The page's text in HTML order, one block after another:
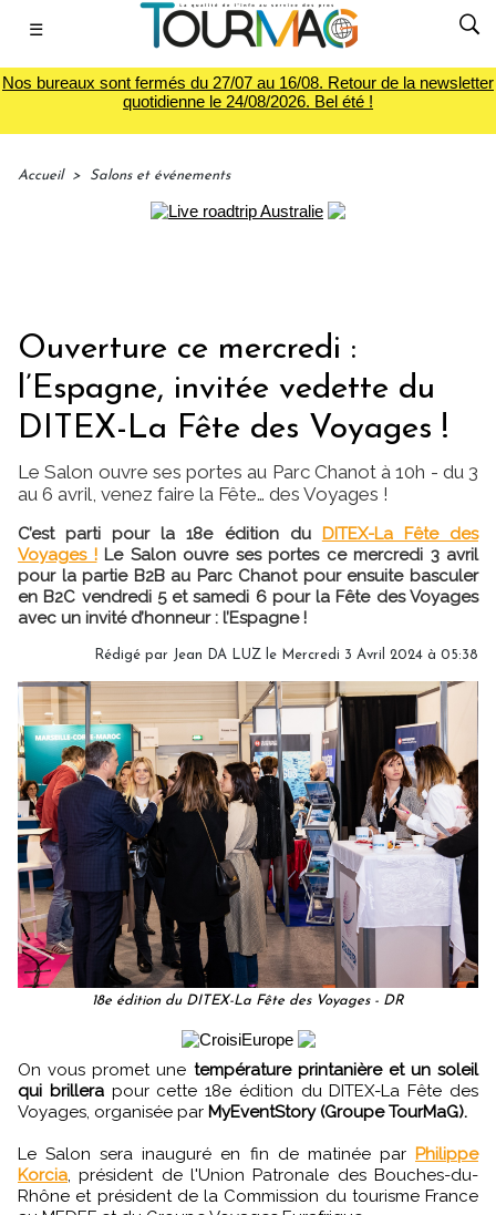
☰
Nos bureaux sont fermés du 27/07 au 16/08. Retour de la newsletter
quotidienne le 24/08/2026. Bel été !
Accueil > Salons et événements
Ouverture ce mercredi :
l’Espagne, invitée vedette du
DITEX-La Fête des Voyages !
Le Salon ouvre ses portes au Parc Chanot à 10h - du 3
au 6 avril, venez faire la Fête… des Voyages !
C’est parti pour la 18e édition du DITEX-La Fête des
Voyages !Le Salon ouvre ses portes ce mercredi 3 avril
pour la partie B2B au Parc Chanot pour ensuite basculer
en B2C vendredi 5 et samedi 6 pour la Fête des Voyages
avec un invité d’honneur : l’Espagne !
Rédigé par Jean DA LUZ le Mercredi 3 Avril 2024 à 05:38
18e édition du DITEX-La Fête des Voyages - DR
On vous promet une température printanière et un soleil
qui brillerapour cette 18e édition du DITEX-La Fête des
Voyages, organisée par MyEventStory (Groupe TourMaG).
Le Salon sera inauguré en fin de matinée par Philippe
Korcia, président de l'Union Patronale des Bouches-du-
Rhône et président de la Commission du tourisme France